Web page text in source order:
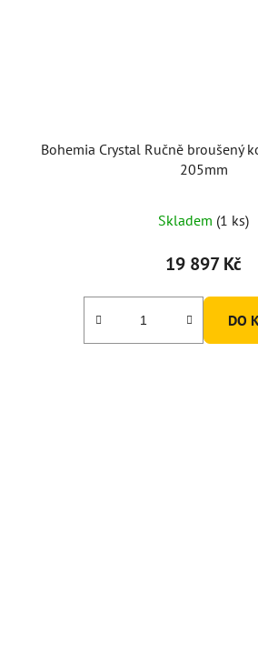
Bohemia Crystal Ručně broušený
205mm
Skladem (1 ks)
19 897 Kč
DO